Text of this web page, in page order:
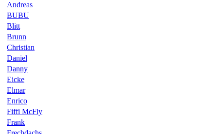
Andreas
BUBU
Blitt
Brunn
Christian
Daniel
Danny
Eicke
Elmar
Enrico
Fiffi McFly
Frank